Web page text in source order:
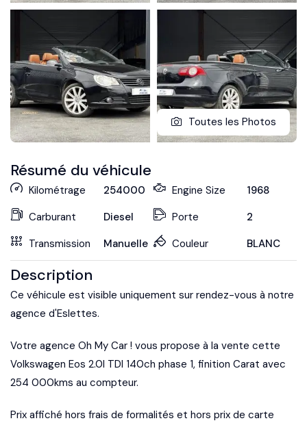
Toutes les Photos
Résumé du véhicule
Kilométrage
254000
Carburant
Diesel
Transmission
Manuelle
Engine Size
1968
Porte
2
Couleur
BLANC
Description
Ce véhicule est visible uniquement sur rendez-vous à notre
agence d'Eslettes.
Votre agence Oh My Car ! vous propose à la vente cette
Volkswagen Eos 2.0l TDI 140ch phase 1, finition Carat avec
254 000kms au compteur.
Prix affiché hors frais de formalités et hors prix de carte